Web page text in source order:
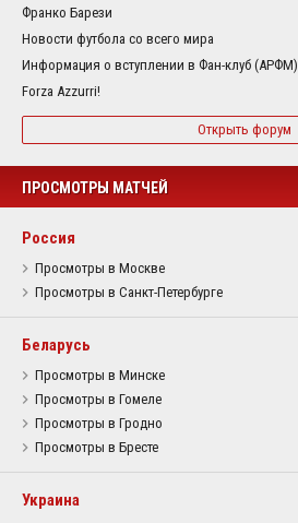
Франко Барези
Новости футбола со всего мира
Информация о вступлении в Фан-клуб (АРФМ)
Forza Azzurri!
Открыть форум
ПРОСМОТРЫ МАТЧЕЙ
Россия
Просмотры в Москве
Просмотры в Санкт-Петербурге
Беларусь
Просмотры в Минске
Просмотры в Гомеле
Просмотры в Гродно
Просмотры в Бресте
Украина